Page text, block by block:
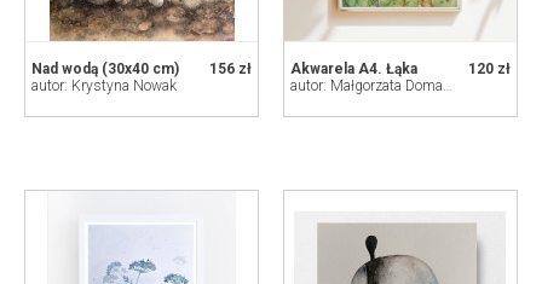
156 zł
Nad wodą (30x40 cm)
autor: Krystyna Nowak
120 zł
Akwarela A4. Łąka
autor: Małgorzata Domańska ART